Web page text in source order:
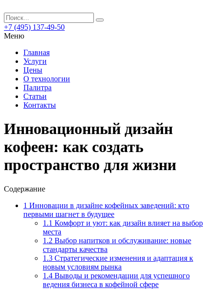
+7 (495) 137-49-50
Меню
Главная
Услуги
Цены
О технологии
Палитра
Статьи
Контакты
Инновационный дизайн
кофеен: как создать
пространство для жизни
Содержание
1 Инновации в дизайне кофейных заведений: кто
первыми шагнет в будущее
1.1 Комфорт и уют: как дизайн влияет на выбор
места
1.2 Выбор напитков и обслуживание: новые
стандарты качества
1.3 Стратегические изменения и адаптация к
новым условиям рынка
1.4 Выводы и рекомендации для успешного
ведения бизнеса в кофейной сфере